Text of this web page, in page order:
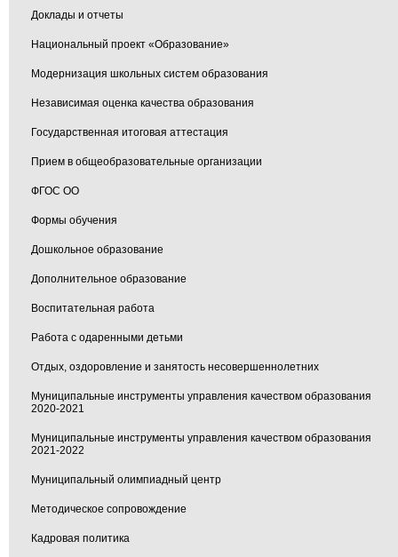
Доклады и отчеты
Национальный проект «Образование»
Модернизация школьных систем образования
Независимая оценка качества образования
Государственная итоговая аттестация
Прием в общеобразовательные организации
ФГОС ОО
Формы обучения
Дошкольное образование
Дополнительное образование
Воспитательная работа
Работа с одаренными детьми
Отдых, оздоровление и занятость несовершеннолетних
Муниципальные инструменты управления качеством образования
2020-2021
Муниципальные инструменты управления качеством образования
2021-2022
Муниципальный олимпиадный центр
Методическое сопровождение
Кадровая политика